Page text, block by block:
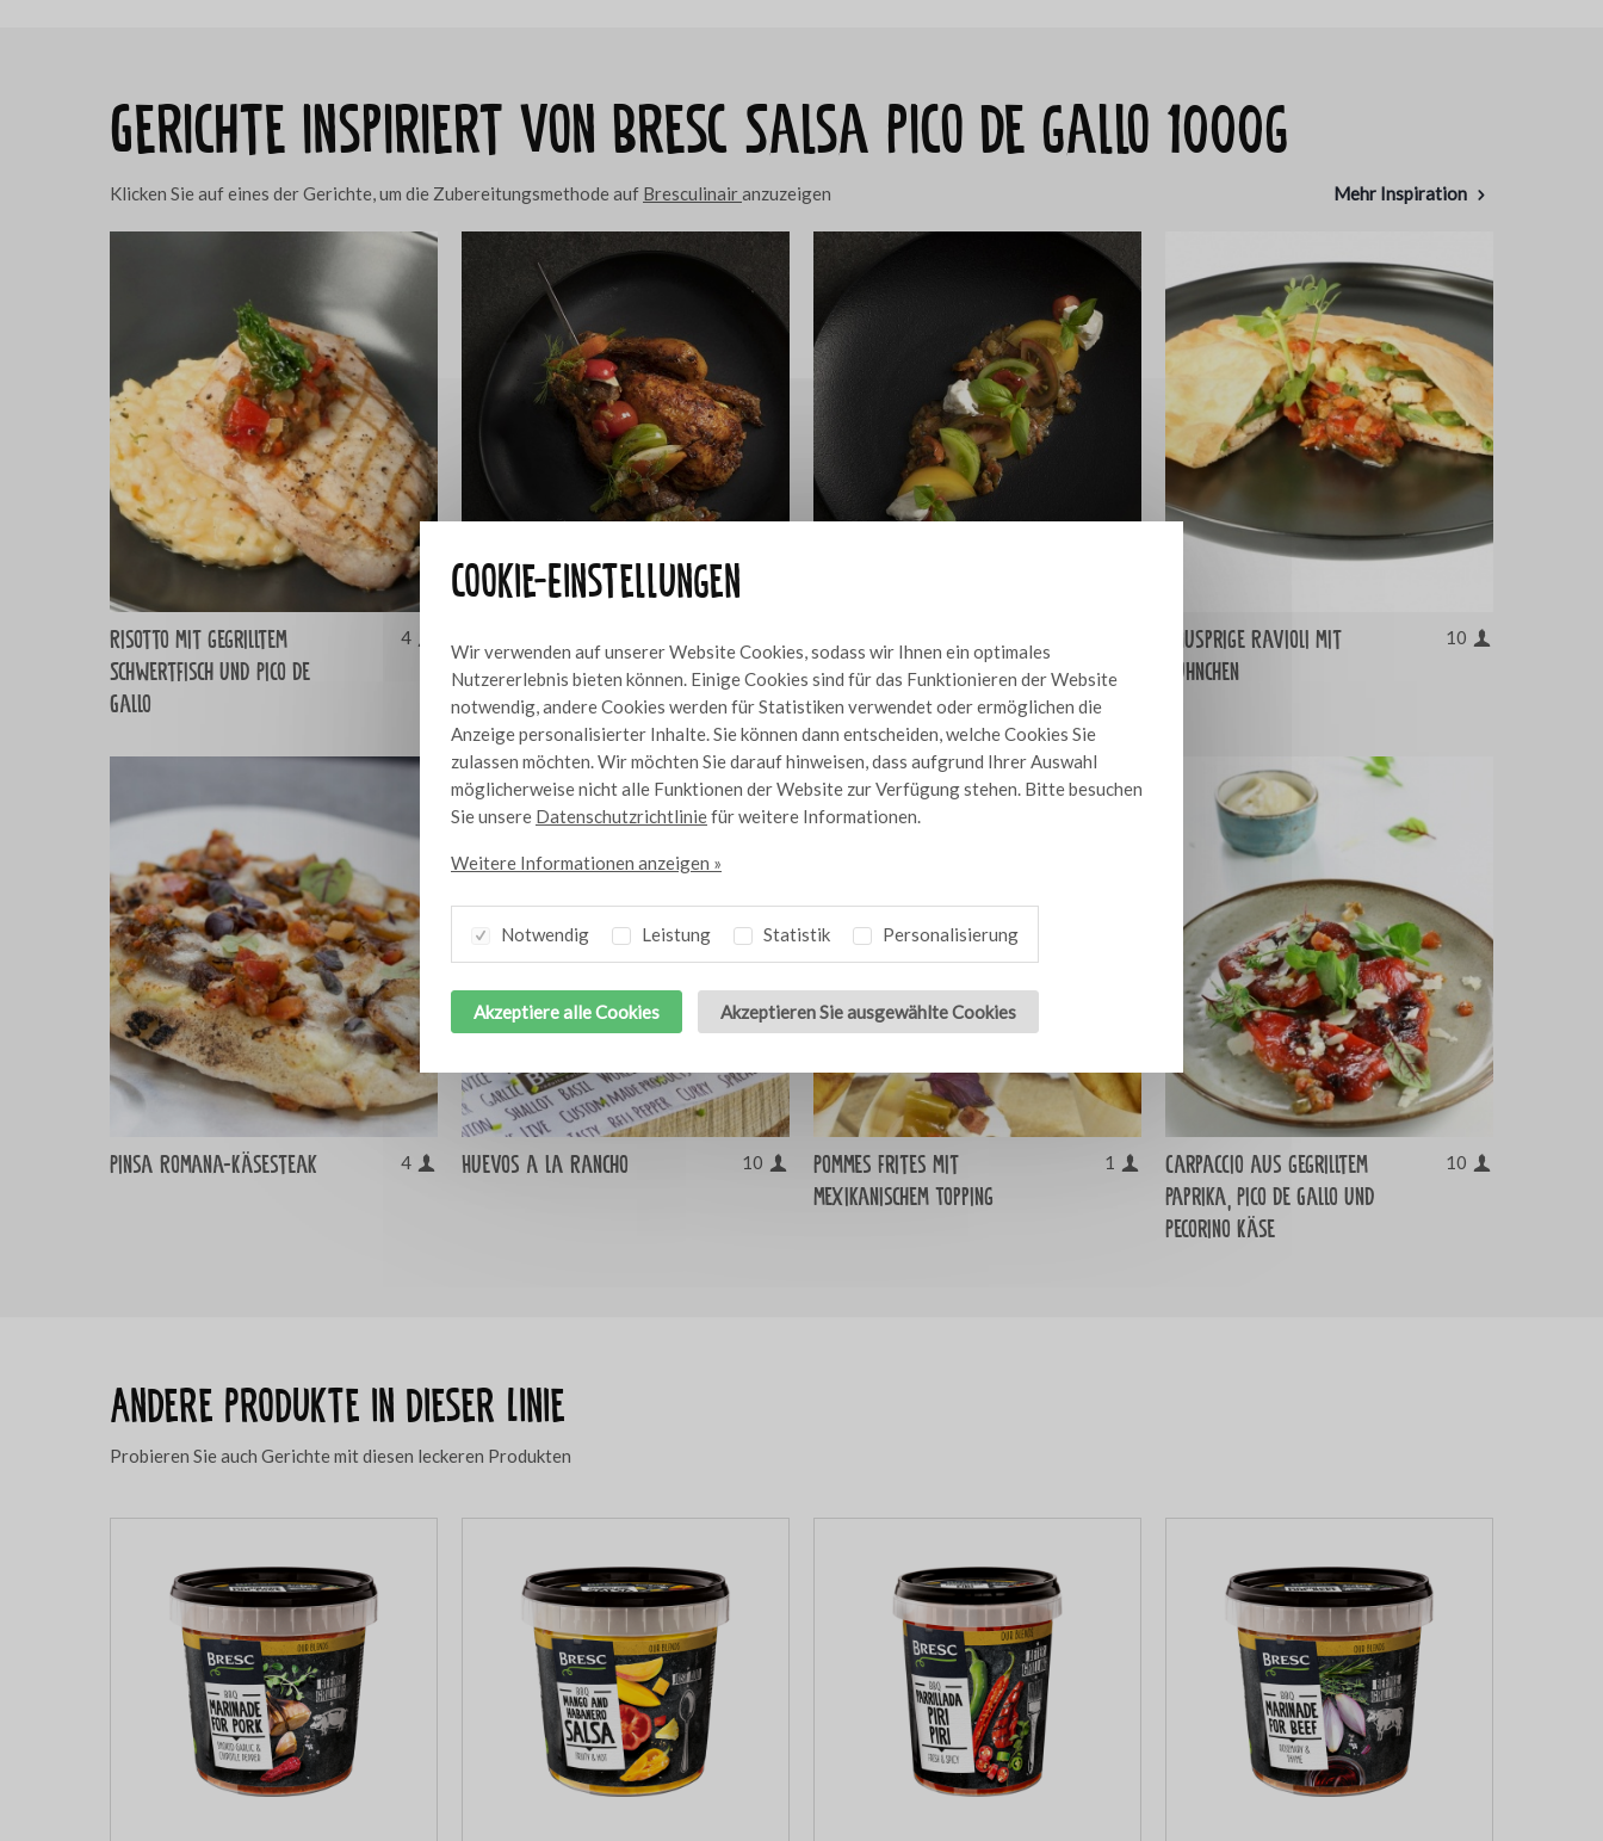
Cookie-Einstellungen
Wir verwenden auf unserer Website Cookies, sodass wir Ihnen ein optimales
Nutzererlebnis bieten können. Einige Cookies sind für das Funktionieren der Website
notwendig, andere Cookies werden für Statistiken verwendet oder ermöglichen die
Anzeige personalisierter Inhalte. Sie können dann entscheiden, welche Cookies Sie
zulassen möchten. Wir möchten Sie darauf hinweisen, dass aufgrund Ihrer Auswahl
möglicherweise nicht alle Funktionen der Website zur Verfügung stehen. Bitte besuchen
Sie unsere Datenschutzrichtliniefür weitere Informationen.
Weitere Informationen anzeigen »
Notwendig Leistung Statistik Personalisierung
Akzeptiere alle Cookies Akzeptieren Sie ausgewählte Cookies
Gerichte inspiriert von Bresc Salsa Pico de gallo 1000g
Klicken Sie auf eines der Gerichte, um die Zubereitungsmethode auf Bresculinairanzuzeigen Mehr Inspiration
Risotto mit gegrilltem
Schwertfisch und Pico de
Gallo
4
Hähnchen mit gegrilltem
Gemüse
Tomatensalat Pico de Gallo
Knusprige Ravioli mit
Hühnchen
10
Pinsa Romana-Käsesteak 4 Huevos a la Rancho 10
Pommes Frites mit
mexikanischem Topping
1
Carpaccio aus gegrilltem
Paprika, Pico de Gallo und
Pecorino Käse
10
Andere Produkte in dieser Linie
Probieren Sie auch Gerichte mit diesen leckeren Produkten